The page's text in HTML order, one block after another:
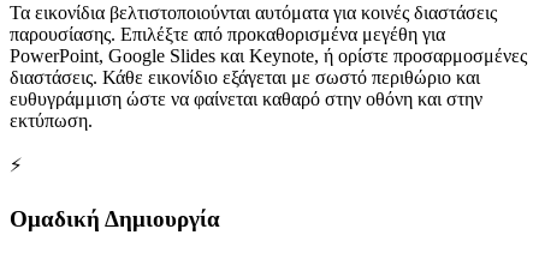
Τα εικονίδια βελτιστοποιούνται αυτόματα για κοινές διαστάσεις
παρουσίασης. Επιλέξτε από προκαθορισμένα μεγέθη για
PowerPoint, Google Slides και Keynote, ή ορίστε προσαρμοσμένες
διαστάσεις. Κάθε εικονίδιο εξάγεται με σωστό περιθώριο και
ευθυγράμμιση ώστε να φαίνεται καθαρό στην οθόνη και στην
εκτύπωση.
⚡
Ομαδική Δημιουργία